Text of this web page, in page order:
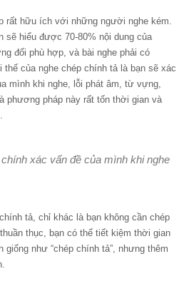
rất hữu ích với những người nghe kém.
sẽ hiểu được 70-80% nội dung của
đối phù hợp, và bài nghe phải có
thế của nghe chép chính tả là bạn sẽ xác
mình khi nghe, lỗi phát âm, từ vựng,
phương pháp này rất tốn thời gian và
xác vấn đề của mình khi nghe
tả, chỉ khác là bạn không cần chép
thục, bạn có thể tiết kiệm thời gian
giống như “chép chính tả”, nhưng thêm